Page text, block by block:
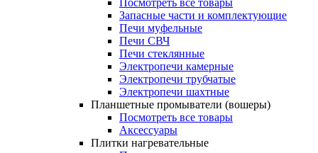
Посмотреть все товары
Запасные части и комплектующие
Печи муфельные
Печи СВЧ
Печи стеклянные
Электропечи камерные
Электропечи трубчатые
Электропечи шахтные
Планшетные промыватели (вошеры)
Посмотреть все товары
Аксессуары
Плитки нагревательные